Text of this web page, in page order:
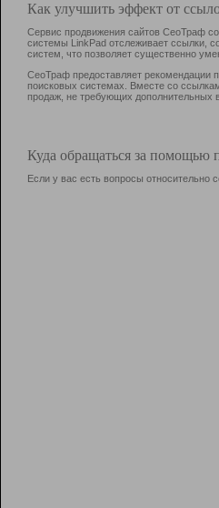
Как улучшить эффект от
Сервис продвижения сайтов СеоТраф
системы LinkPad отслеживает ссылки,
систем, что позволяет существенно
СеоТраф предоставляет рекомендации
поисковых системах. Вместе со
продаж, не требующих дополнительных
Куда обращаться за помощью
Если у вас есть вопросы